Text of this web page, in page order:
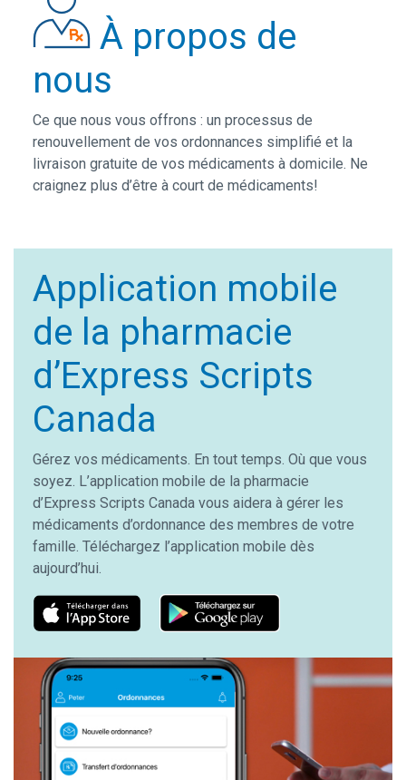
À propos de
nous
Ce que nous vous offrons : un processus de
renouvellement de vos ordonnances simplifié et la
livraison gratuite de vos médicaments à domicile. Ne
craignez plus d’être à court de médicaments!
Image
Application mobile
de la pharmacie
d’Express Scripts
Canada
Gérez vos médicaments. En tout temps. Où que vous
soyez. L’application mobile de la pharmacie
d’Express Scripts Canada vous aidera à gérer les
médicaments d’ordonnance des membres de votre
famille. Téléchargez l’application mobile dès
aujourd’hui.